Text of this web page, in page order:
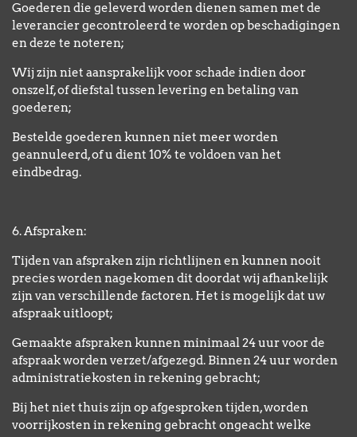
Goederen die geleverd worden dienen samen met de
leverancier gecontroleerd te worden op beschadigingen
en deze te noteren;
Wij zijn niet aansprakelijk voor schade indien door
onszelf, of diefstal tussen levering en betaling van
goederen;
Bestelde goederen kunnen niet meer worden
geannuleerd, of u dient 10% te voldoen van het
eindbedrag.
6. Afspraken:
Tijden van afspraken zijn richtlijnen en kunnen nooit
precies worden nagekomen dit doordat wij afhankelijk
zijn van verschillende factoren. Het is mogelijk dat uw
afspraak uitloopt;
Gemaakte afspraken kunnen minimaal 24 uur voor de
afspraak worden verzet/afgezegd. Binnen 24 uur worden
administratiekosten in rekening gebracht;
Bij het niet thuis zijn op afgesproken tijden, worden
voorrijkosten in rekening gebracht ongeacht welke